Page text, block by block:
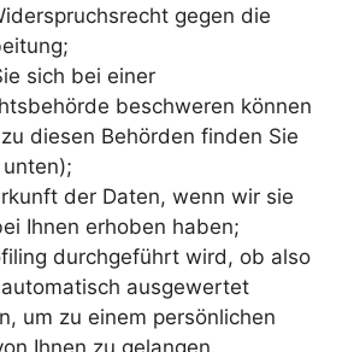
gegen die
sich bei einer
beschweren können
diesen Behörden finden Sie
der Daten, wenn wir sie
Ihnen erhoben haben;
durchgeführt wird, ob also
ausgewertet
um zu einem persönlichen
Ihnen zu gelangen.